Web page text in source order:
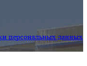
персональных данных